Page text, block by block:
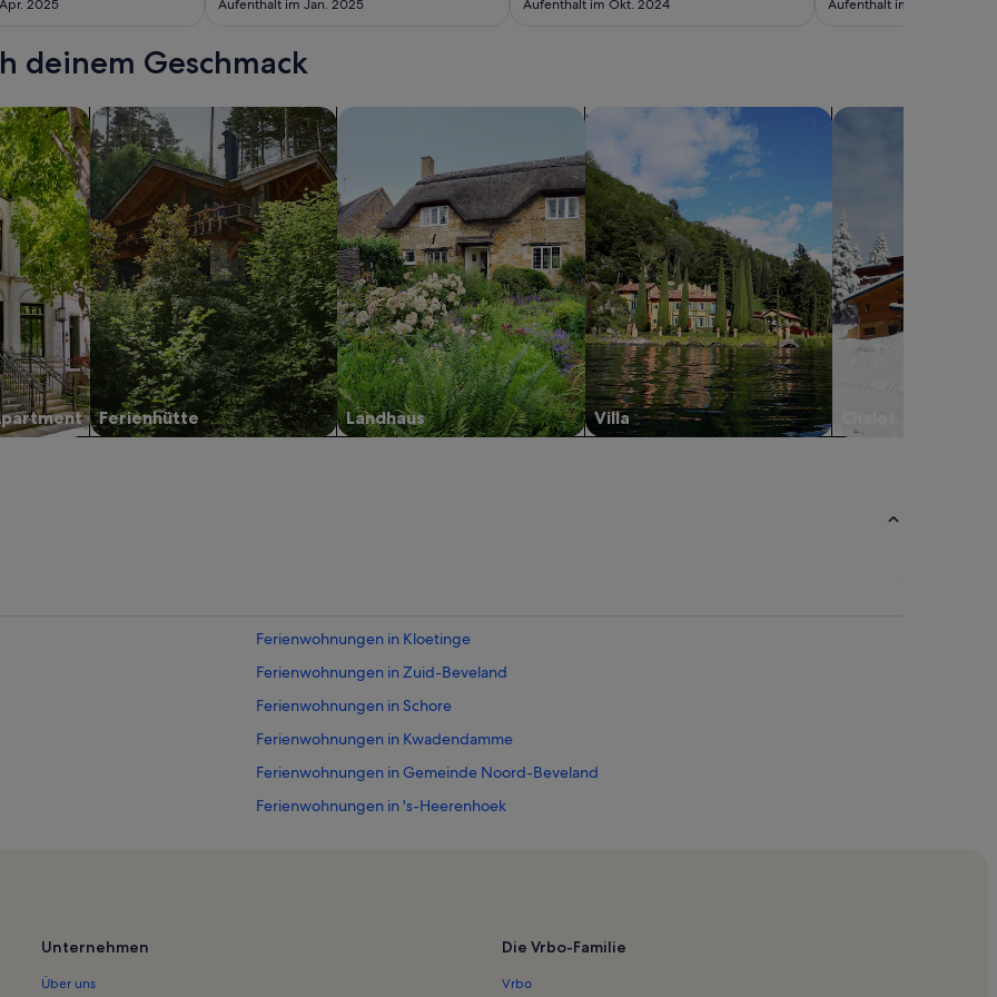
2025 Aufenthalt im Jan. 2025 Aufenthalt im Okt. 2024 Aufenthalt im Okt. 2024
deinem Geschmack
oder Apartments
Ferienhütte
Suche nach Ferienhütten
Landhaus
Suche nach Landhäusern
Villa
Suche nach Villen Suche nach Chalets
Ferienwohnungen in Kloetinge
Ferienwohnungen in Zuid-Beveland
Ferienwohnungen in Schore
Ferienwohnungen in Kwadendamme
Ferienwohnungen in Gemeinde Noord-Beveland
Ferienwohnungen in 's-Heerenhoek
Unternehmen
Über uns
Die Vrbo-Familie
Vrbo